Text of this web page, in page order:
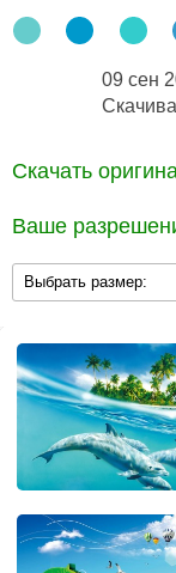
09 сен
Скачать
Ваше